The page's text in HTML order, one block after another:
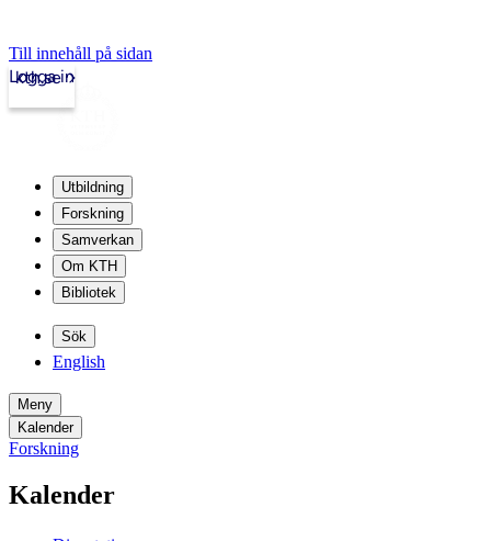
Till innehåll på sidan
kth.se
Logga in
Utbildning
Forskning
Samverkan
Om KTH
Bibliotek
Sök
English
Meny
Kalender
Forskning
Kalender